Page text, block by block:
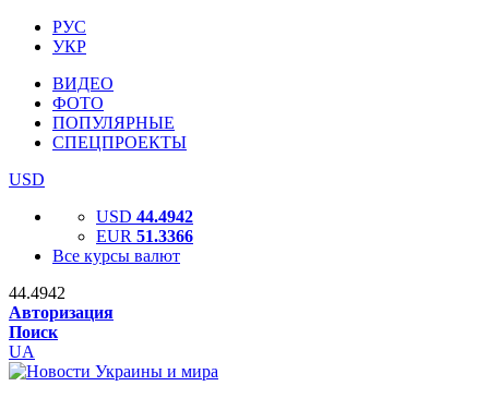
РУС
УКР
ВИДЕО
ФОТО
ПОПУЛЯРНЫЕ
СПЕЦПРОЕКТЫ
USD
USD 44.4942
EUR 51.3366
Все курсы валют
44.4942
Авторизация
Поиск
UA